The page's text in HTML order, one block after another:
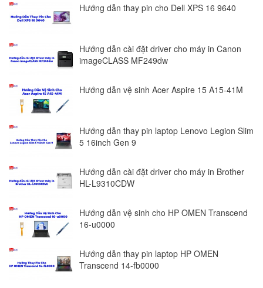
Hướng dẫn thay pin cho Dell XPS 16 9640
Hướng dẫn cài đặt driver cho máy in Canon
imageCLASS MF249dw
Hướng dẫn vệ sinh Acer Aspire 15 A15-41M
Hướng dẫn thay pin laptop Lenovo Legion Slim
5 16inch Gen 9
Hướng dẫn cài đặt driver cho máy in Brother
HL-L9310CDW
Hướng dẫn vệ sinh cho HP OMEN Transcend
16-u0000
Hướng dẫn thay pin laptop HP OMEN
Transcend 14-fb0000